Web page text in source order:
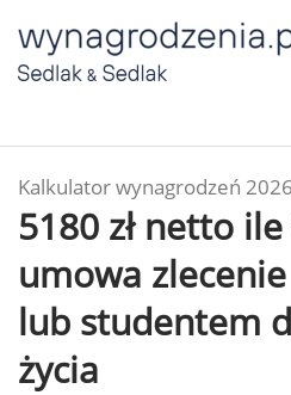
Kalkulator wynagrodzeń 2026
5180 zł netto
umowa
lub studentem
życia